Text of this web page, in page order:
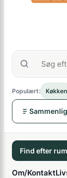
Populært: Køkken
Find efter rum
Om/Kontakt